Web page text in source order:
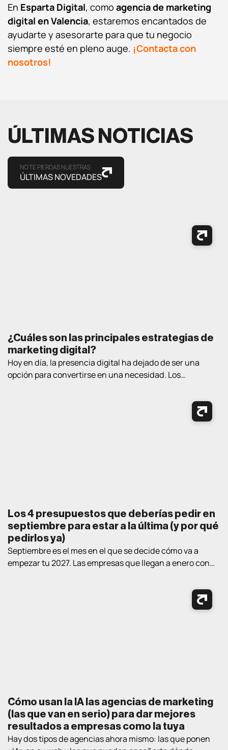
En Esparta Digital, como agencia de marketing
digital en Valencia, estaremos encantados de
ayudarte y asesorarte para que tu negocio
siempre esté en pleno auge. ¡Contacta con
nosotros!
ÚLTIMAS NOTICIAS
NO TE PIERDAS NUESTRAS
ÚLTIMAS NOVEDADES
¿Cuáles son las principales estrategias de
marketing digital?
Hoy en día, la presencia digital ha dejado de ser una
opción para convertirse en una necesidad. Los
buscando información, comparando productos, leyendo
opiniones y tomando decisiones de compra. En este
contexto, contar con estrategias de marketing digital
Los 4 presupuestos que deberías pedir en
septiembre para estar a la última (y por qué
pedirlos ya)
Septiembre es el mes en el que se decide cómo va a
empezar tu 2027. Las empresas que llegan a enero con
ventaja sobre las que empiezan a «mirar opciones» en el
Cómo usan la IA las agencias de marketing
(las que van en serio) para dar mejores
resultados a empresas como la tuya
Hay dos tipos de agencias ahora mismo: las que ponen